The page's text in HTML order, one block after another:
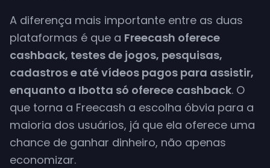
Bancária
Saque Mín.
A diferença mais importante entre as duas
plataformas é que a Freecash oferece
cashback, testes de jogos, pesquisas,
cadastros e até vídeos pagos para assistir,
enquanto a Ibotta só oferece cashback. O
que torna a Freecash a escolha óbvia para a
maioria dos usuários, já que ela oferece uma
chance de ganhar dinheiro, não apenas
economizar.